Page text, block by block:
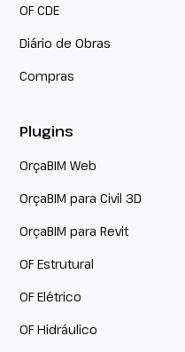
OF CDE
Diário de Obras
Compras
Plugins
OrçaBIM Web
OrçaBIM para Civil 3D
OrçaBIM para Revit
OF Estrutural
OF Elétrico
OF Hidráulico